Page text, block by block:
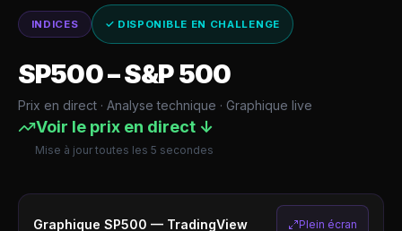
INDICES ✓ DISPONIBLE EN CHALLENGE
SP500–S&P 500
Prix en direct · Analyse technique · Graphique live
Voir le prix en direct ↓
Mise à jour toutes les 5 secondes
Graphique SP500 — TradingView Plein écran